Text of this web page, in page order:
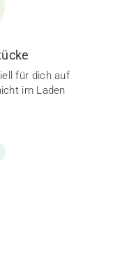
für dich auf
im Laden